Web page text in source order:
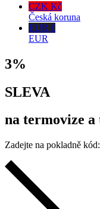
CZK Kč
Česká koruna
EUR €
EUR
3%
SLEVA
na termovize
Zadejte na pokladně kód: